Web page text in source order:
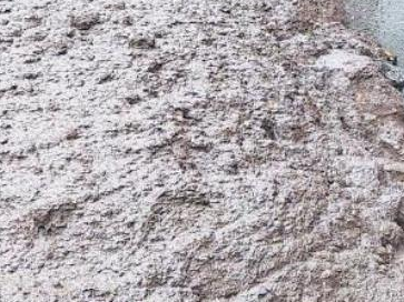
Schäden beschäftigt. Zum jetzigen
Ausmass der Schäden und die damit
Sicher ist, dass das Ultima Gstaad
geschlossen bleiben wird. Erst wenn
feststeht, kann gesagt werden, wann
Für die Mitarbeiter wurden schnelle
viele unserer Mitarbeiter in anderen
Schweiz oder im Ausland